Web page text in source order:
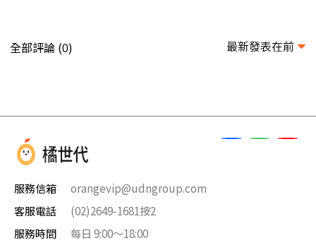
全部評論 (0) 最新發表在前
服務信箱
orangevip@udngroup.com
客服電話
(02)2649-1681按2
服務時間
每日 9:00～18:00